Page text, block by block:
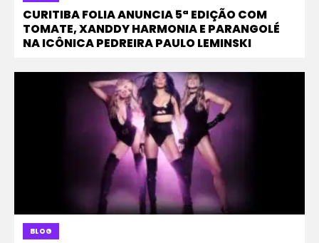
CURITIBA FOLIA ANUNCIA 5ª EDIÇÃO COM
TOMATE, XANDDY HARMONIA E PARANGOLÉ
NA ICÔNICA PEDREIRA PAULO LEMINSKI
BLOG